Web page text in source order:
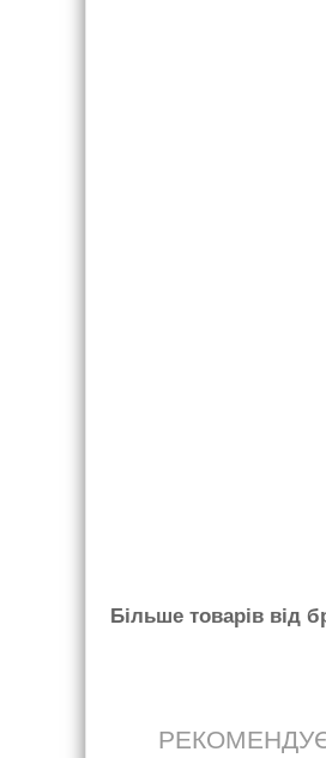
Бiльше товарiв вiд